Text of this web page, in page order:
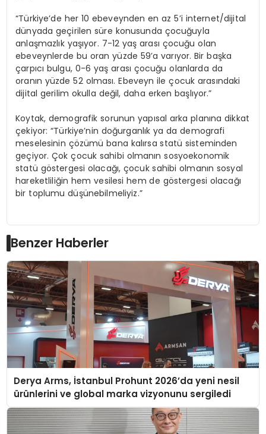
“Türkiye’de her 10 ebeveynden en az 5’i internet/dijital
dünyada geçirilen süre konusunda çocuğuyla
anlaşmazlık yaşıyor. 7-12 yaş arası çocuğu olan
ebeveynlerde bu oran yüzde 59’a varıyor. Bir başka
çarpıcı bulgu, 0-6 yaş arası çocuğu olanlarda da
oranın yüzde 52 olması. Ebeveyn ile çocuk arasındaki
dijital gerilim okulla değil, daha erken başlıyor.”
Koytak, demografik sorunun yapısal arka planına dikkat
çekiyor: “Türkiye’nin doğurganlık ya da demografi
meselesinin çözümü bana kalırsa statü sisteminden
geçiyor. Çok çocuk sahibi olmanın sosyoekonomik
statü göstergesi olacağı, çocuk sahibi olmanın sosyal
hareketliliğin hem vesilesi hem de göstergesi olacağı
bir toplumu düşünebilmeliyiz.”
Benzer Haberler
Derya Arms, İstanbul Prohunt 2026’da yeni nesil
ürünlerini ve global marka vizyonunu sergiledi